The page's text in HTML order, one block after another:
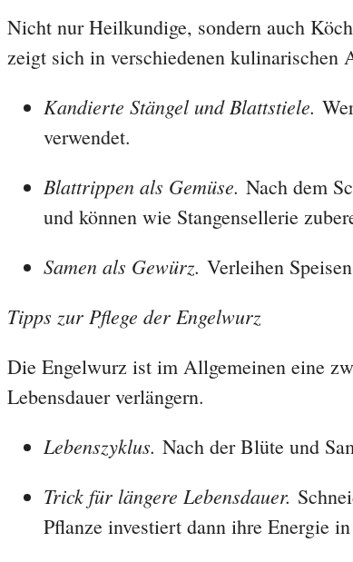
Nicht nur Heilkundige, sondern auch
zeigt sich in verschiedenen kulinarischen
Kandierte Stängel und Blattstiele.
verwendet.
Blattrippen als Gemüse. Nach dem
und können wie Stangensellerie
Samen als Gewürz. Verleihen
Tipps zur Pflege der Engelwurz
Die Engelwurz ist im Allgemeinen eine
Lebensdauer verlängern.
Lebenszyklus. Nach der Blüte und
Trick für längere Lebensdauer.
Pflanze investiert dann ihre Energie